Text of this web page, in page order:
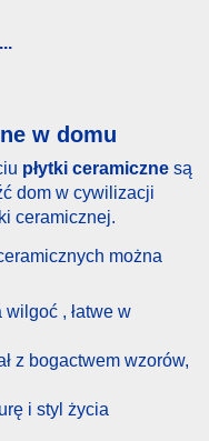
w domu
płytki ceramiczne są
dom w cywilizacji
ceramicznej.
można
, łatwe w
z bogactwem wzorów,
i styl życia